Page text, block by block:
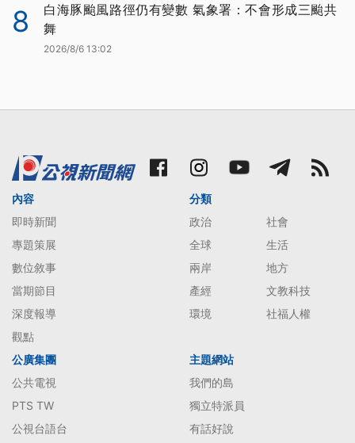
8
白海豚颱風路徑仍有變數 氣象署：不會形成三颱共
舞
2026/8/6 13:02
內容
即時新聞
專題策展
數位敘事
當期節目
深度報導
觀點
分類
政治
社會
全球
生活
兩岸
地方
產經
文教科技
環境
社福人權
公廣集團
公共電視
PTS TW
公視台語台
主題網站
我們的島
獨立特派員
有話好說